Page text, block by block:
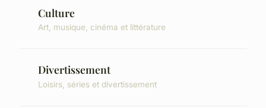
Culture
Art, musique, cinéma et littérature
Divertissement
Loisirs, séries et divertissement